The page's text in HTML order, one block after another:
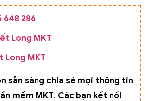
648 286
Long MKT
Long MKT
sẵn sàng chia sẻ mọi thông tin
mềm MKT. Các bạn kết nối